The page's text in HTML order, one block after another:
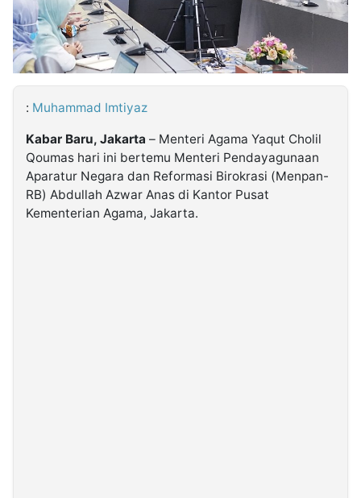
Follow
Kabarbaru
: Muhammad Imtiyaz
Kabar Baru, Jakarta – Menteri Agama Yaqut Cholil
Qoumas hari ini bertemu Menteri Pendayagunaan
Aparatur Negara dan Reformasi Birokrasi (Menpan-
RB) Abdullah Azwar Anas di Kantor Pusat
Kementerian Agama, Jakarta.